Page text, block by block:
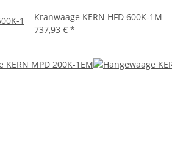
1
Kranwaage KERN HFD 600K-1M
737,93 € *